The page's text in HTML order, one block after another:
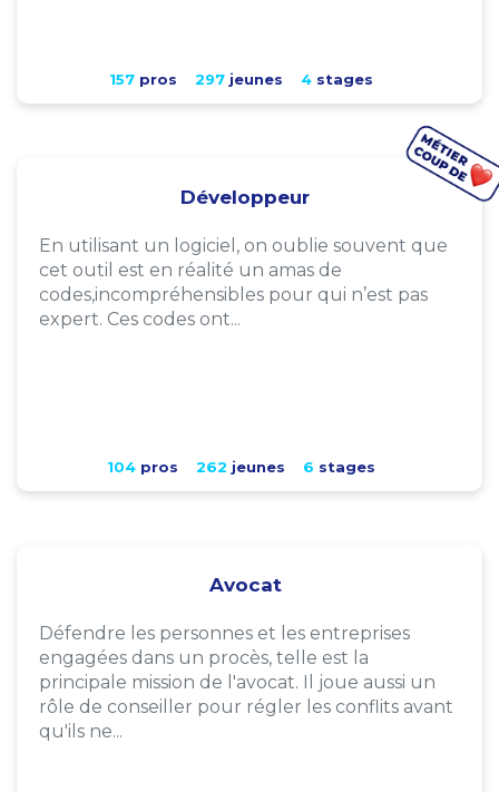
157pros 297jeunes 4stages
Développeur
En utilisant un logiciel, on oublie souvent que
cet outil est en réalité un amas de
codes,incompréhensibles pour qui n’est pas
expert. Ces codes ont...
104pros 262 jeunes 6 stages
Avocat
Défendre les personnes et les entreprises
engagées dans un procès, telle est la
principale mission de l'avocat. Il joue aussi un
rôle de conseiller pour régler les conflits avant
qu'ils ne...